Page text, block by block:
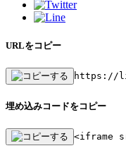
URLをコピー
https://
埋め込みコードをコピー
<iframe